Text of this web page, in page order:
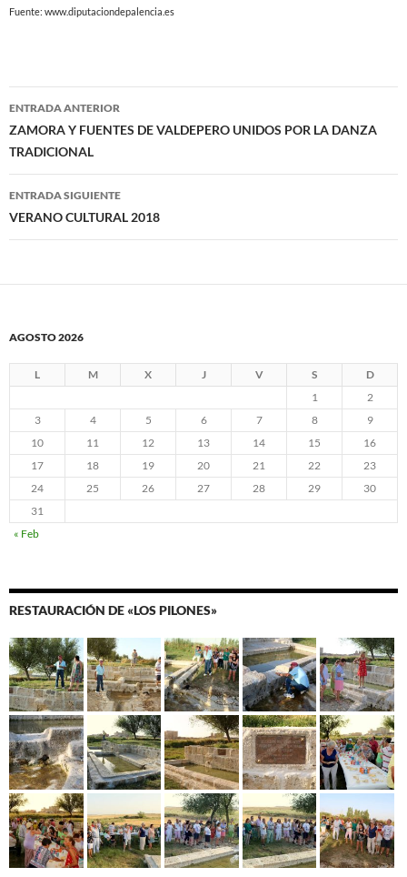
Fuente: www.diputaciondepalencia.es
Navegación
de
entradas
ENTRADA ANTERIOR
ZAMORA Y FUENTES DE VALDEPERO UNIDOS POR LA DANZA
TRADICIONAL
ENTRADA SIGUIENTE
VERANO CULTURAL 2018
AGOSTO 2026
L M X J V S
D
1
2
3
4 5 6 7 8
9
10
11 12 13 14 15
16
17
18 19 20 21 22
23
24
25 26 27 28 29
30
31
« Feb
RESTAURACIÓN DE «LOS PILONES»